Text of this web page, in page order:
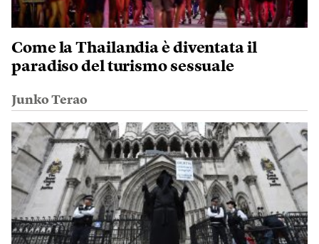
Come la Thailandia è diventata il
paradiso del turismo sessuale
Junko Terao